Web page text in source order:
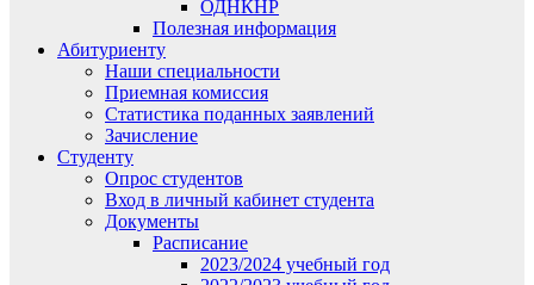
ОДНКНР
Полезная информация
Абитуриенту
Наши специальности
Приемная комиссия
Статистика поданных заявлений
Зачисление
Студенту
Опрос студентов
Вход в личный кабинет студента
Документы
Расписание
2023/2024 учебный год